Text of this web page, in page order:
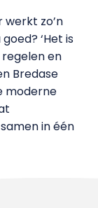
werkt zo’n
‘Het is
en
Bredase
moderne
in één